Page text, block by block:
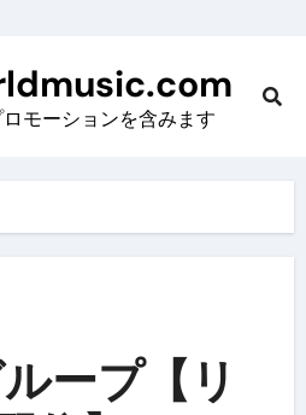
モーションを含みます
ープ【リ